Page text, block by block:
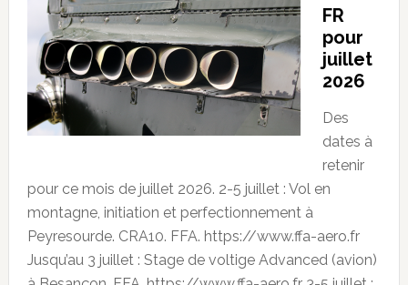
FR
pour
juillet
2026
Des
dates à
retenir
pour ce mois de juillet 2026. 2-5 juillet : Vol en
montagne, initiation et perfectionnement à
Peyresourde. CRA10. FFA. https://www.ffa-aero.fr
Jusqu’au 3 juillet : Stage de voltige Advanced (avion)